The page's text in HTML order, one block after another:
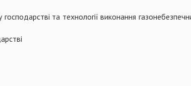
та технології виконання